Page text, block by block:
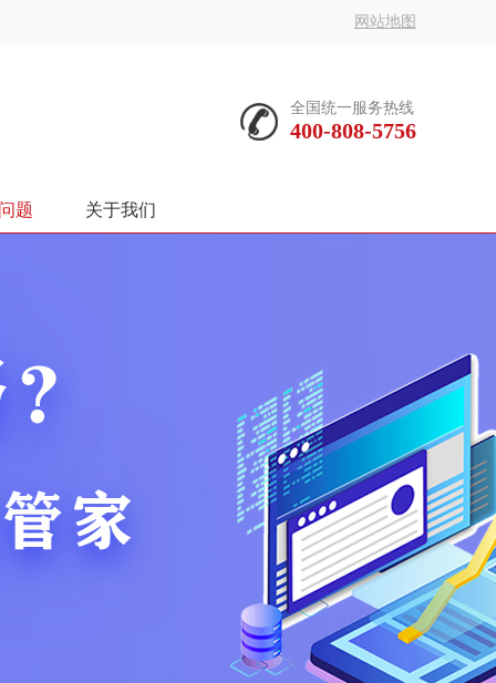
网站地图
全国统一服务热线
400-808-5756
题 关于我们